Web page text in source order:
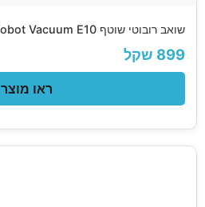
שואב רובוטי שוטף Xiaomi Robot Vacuum E10 יבואן רשמי
899 שקל
ראו מוצר